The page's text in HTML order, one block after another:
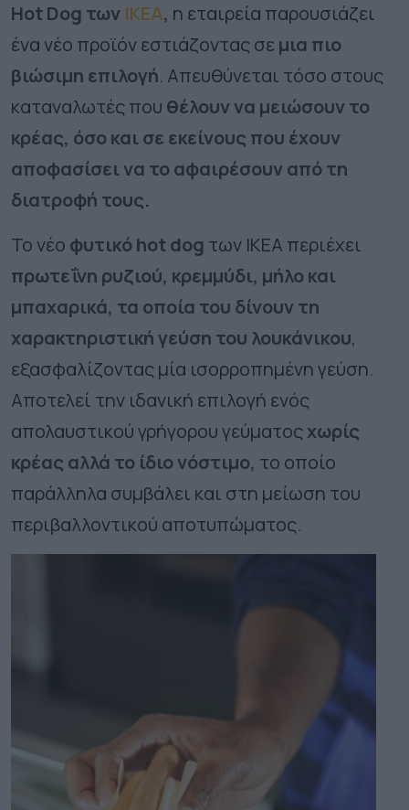
Hot Dog των ΙΚΕΑ, η εταιρεία παρουσιάζει
ένα νέο προϊόν εστιάζοντας σεμια πιο
βιώσιμη επιλογή. Απευθύνεται τόσο στους
καταναλωτές που θέλουν να μειώσουν το
κρέας, όσο και σε εκείνους που έχουν
αποφασίσει να το αφαιρέσουν από τη
διατροφή τους.
Το νέο φυτικό hot dog των ΙΚΕΑ περιέχει
πρωτεΐνη ρυζιού, κρεμμύδι, μήλο και
μπαχαρικά, τα οποία του δίνουν τη
χαρακτηριστική γεύση του λουκάνικου,
εξασφαλίζοντας μία ισορροπημένη γεύση.
Αποτελεί την ιδανική επιλογή ενός
απολαυστικού γρήγορου γεύματοςχωρίς
κρέας αλλά το ίδιο νόστιμο, το οποίο
παράλληλα συμβάλει και στη μείωση του
περιβαλλοντικού αποτυπώματος.